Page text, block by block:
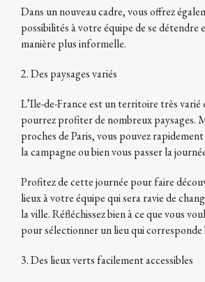
Dans un nouveau cadre, vous offrez
possibilités à votre équipe de se détendre
manière plus informelle.
2. Des paysages variés
L’Ile-de-France est un territoire très varié
pourrez profiter de nombreux paysages.
proches de Paris, vous pouvez
la campagne ou bien vous passer la
Profitez de cette journée pour faire
lieux à votre équipe qui sera ravie de
la ville. Réfléchissez bien à ce que vous
pour sélectionner un lieu qui corresponde
3. Des lieux verts facilement accessibles